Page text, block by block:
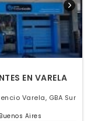
EN VARELA
Varela, GBA Sur
Aires